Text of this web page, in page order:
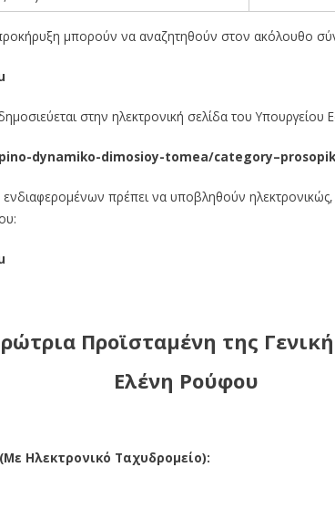
μπορούν να αναζητηθούν στον ακόλουθο
στην ηλεκτρονική σελίδα του
dynamiko-dimosioy-tomea/
ενδιαφερομένων πρέπει να υποβληθούν
Προϊσταμένη της
Ελένη Ρούφου
Ηλεκτρονικό Ταχυδρομείο):